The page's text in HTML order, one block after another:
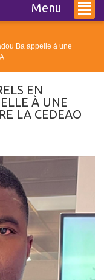
Menu
Ba appelle à une
EN
À UNE
LA CEDEAO